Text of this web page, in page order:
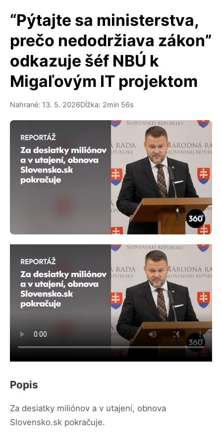
“Pýtajte sa ministerstva,
prečo nedodržiava zákon”
odkazuje šéf NBÚ k
Migaľovým IT projektom
Nahrané: 13. 5. 2026Dĺžka: 2min 56s
Popis
Za desiatky miliónov a v utajení, obnova
Slovensko.sk pokračuje.